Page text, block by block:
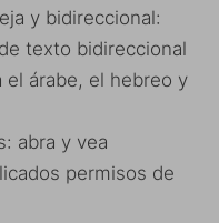
y bidireccional:
texto bidireccional
el árabe, el hebreo y
abra y vea
permisos de